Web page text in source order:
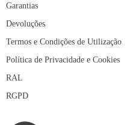
Garantias
Devoluções
Termos e Condições de Utilização
Política de Privacidade e Cookies
RAL
RGPD